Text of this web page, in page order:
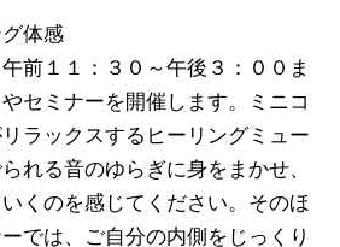
体感
前１１：３０～午後３：００ま
セミナーを開催します。ミニコ
ラックスするヒーリングミュー
れる音のゆらぎに身をまかせ、
くのを感じてください。そのほ
では、ご自分の内側をじっくり